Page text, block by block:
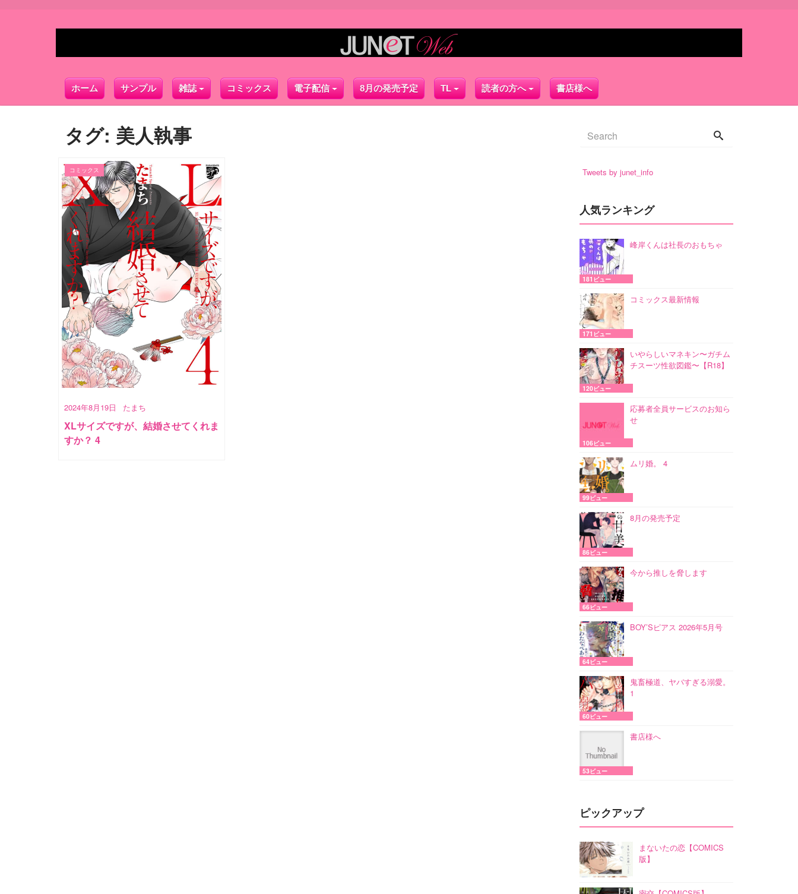
ホーム サンプル 雑誌 コミックス 電子配信 8月の発売予定 TL 読者の方へ 書店様へ
タグ: 美人執事
2024年8月19日 たまち
コミックス
XLサイズですが、結婚させてくれま
すか？ 4
Tweets by junet_info
人気ランキング
峰岸くんは社長のおもちゃ
181ビュー
コミックス最新情報
171ビュー
いやらしいマネキン〜ガチム
チスーツ性欲図鑑〜【R18】
120ビュー
応募者全員サービスのお知ら
せ
106ビュー
ムリ婚。 4
99ビュー
8月の発売予定
86ビュー
今から推しを脅します
66ビュー
BOY’Sピアス 2026年5月号
64ビュー
鬼畜極道、ヤバすぎる溺愛。
1
60ビュー
書店様へ
53ビュー
ピックアップ
まないたの恋【COMICS
版】